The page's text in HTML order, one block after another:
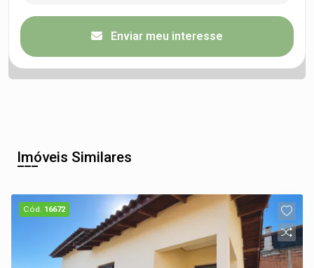
Enviar meu interesse
Imóveis Similares
Cód. 16672